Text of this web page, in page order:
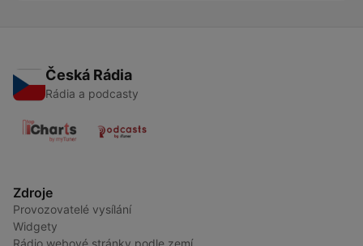
Česká Rádia
Rádia a podcasty
Zdroje
Provozovatelé vysílání
Widgety
Rádio webové stránky podle zemí